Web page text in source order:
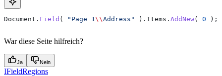
Document . Field ( "Page 1 \\Address" ). Items . AddNew( 0 );
War diese Seite hilfreich?
Ja Nein
IFieldRegions